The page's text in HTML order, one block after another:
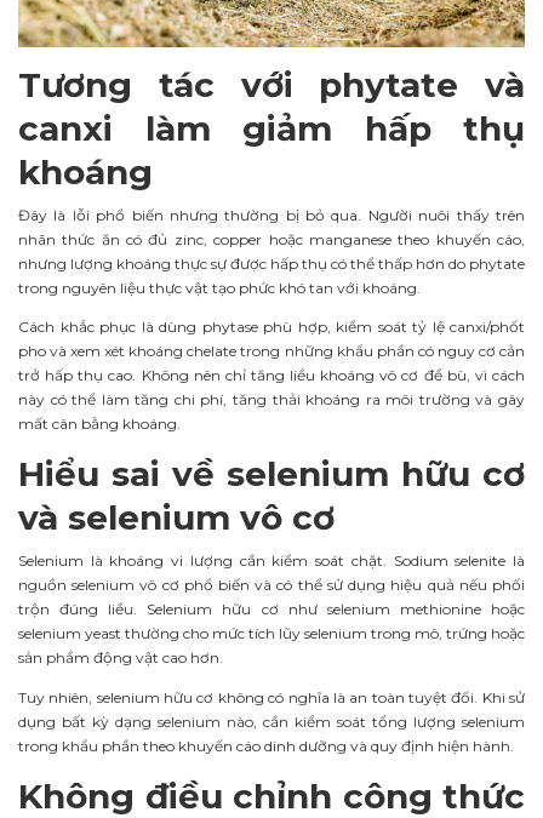
Tương tác với phytate và
canxi làm giảm hấp thụ
khoáng
Đây là lỗi phổ biến nhưng thường bị bỏ qua. Người nuôi thấy trên
nhãn thức ăn có đủ zinc, copper hoặc manganese theo khuyến cáo,
nhưng lượng khoáng thực sự được hấp thụ có thể thấp hơn do phytate
trong nguyên liệu thực vật tạo phức khó tan với khoáng.
Cách khắc phục là dùng phytase phù hợp, kiểm soát tỷ lệ canxi/phốt
pho và xem xét khoáng chelate trong những khẩu phần có nguy cơ cản
trở hấp thụ cao. Không nên chỉ tăng liều khoáng vô cơ để bù, vì cách
này có thể làm tăng chi phí, tăng thải khoáng ra môi trường và gây
mất cân bằng khoáng.
Hiểu sai về selenium hữu cơ
và selenium vô cơ
Selenium là khoáng vi lượng cần kiểm soát chặt. Sodium selenite là
nguồn selenium vô cơ phổ biến và có thể sử dụng hiệu quả nếu phối
trộn đúng liều. Selenium hữu cơ như selenium methionine hoặc
selenium yeast thường cho mức tích lũy selenium trong mô, trứng hoặc
sản phẩm động vật cao hơn.
Tuy nhiên, selenium hữu cơ không có nghĩa là an toàn tuyệt đối. Khi sử
dụng bất kỳ dạng selenium nào, cần kiểm soát tổng lượng selenium
trong khẩu phần theo khuyến cáo dinh dưỡng và quy định hiện hành.
Không điều chỉnh công thức